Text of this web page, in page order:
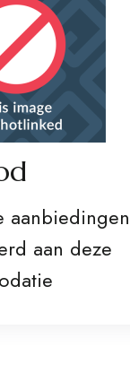
aanbiedingen
aan deze